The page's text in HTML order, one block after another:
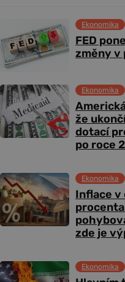
FED
změny v
Ekonomika
že
dotací
po roce
Ekonomika
Inflace v
zde je
Ekonomika
Ekonomika